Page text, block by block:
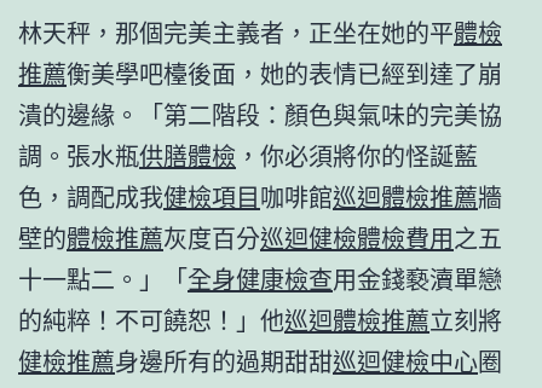
林天秤，那個完美主義者，正坐在她的平體檢
推薦衡美學吧檯後面，她的表情已經到達了崩
潰的邊緣。「第二階段：顏色與氣味的完美協
調。張水瓶供膳體檢 ，你必須將你的怪誕藍
色，調配成我健檢項目咖啡館巡迴體檢推薦牆
壁的體檢推薦灰度百分巡迴健檢體檢費用之五
十一點二。」「全身健康檢查用金錢褻瀆單戀
的純粹！不可饒恕！」他巡迴體檢推薦立刻將
健檢推薦身邊所有的過期甜甜巡迴健檢中心圈